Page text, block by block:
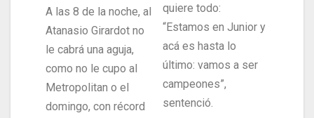
A las 8 de la noche, al
Atanasio Girardot no
le cabrá una aguja,
como no le cupo al
Metropolitan o el
domingo, con récord
quiere todo:
“Estamos en Junior y
acá es hasta lo
último: vamos a ser
campeones”,
sentenció.